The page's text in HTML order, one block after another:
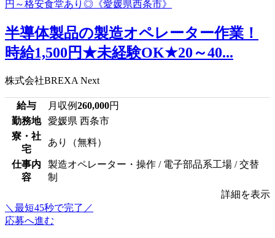
半導体製品の製造オペレーター作業！
時給1,500円★未経験OK★20～40...
株式会社BREXA Next
給与 月収例260,000円
勤務地
愛媛県 西条市
寮・社
宅
あり（無料）
仕事内
容
製造オペレーター・操作 / 電子部品系工場 / 交替
制
詳細を表示
＼最短45秒で完了／
応募へ進む